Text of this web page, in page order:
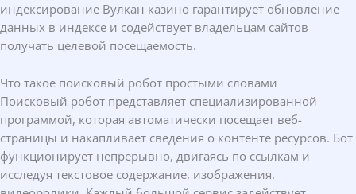
индексирование Вулкан казино гарантирует обновление
данных в индексе и содействует владельцам сайтов
получать целевой посещаемость.
Что такое поисковый робот простыми словами
Поисковый робот представляет специализированной
программой, которая автоматически посещает веб-
страницы и накапливает сведения о контенте ресурсов. Бот
функционирует непрерывно, двигаясь по ссылкам и
исследуя текстовое содержание, изображения,